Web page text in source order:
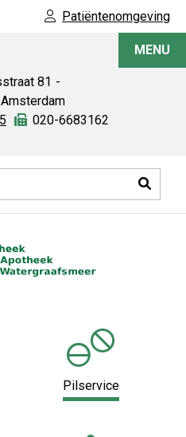
Patiëntenomgeving
81
Amsterdam
Fax:
020-6683162
MENU
Pilservice